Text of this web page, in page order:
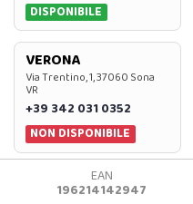
DISPONIBILE
VERONA
Via Trentino, 1, 37060 Sona
VR
+39 342 031 0352
NON DISPONIBILE
EAN
196214142947